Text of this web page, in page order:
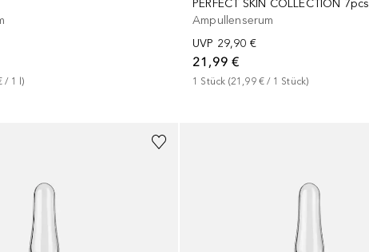
/ 1 l)
PERFECT SKIN COLLECTION 7pcs
Ampullenserum
UVP 29,90 €
21,99 €
1 Stück (21,99 € / 1 Stück)